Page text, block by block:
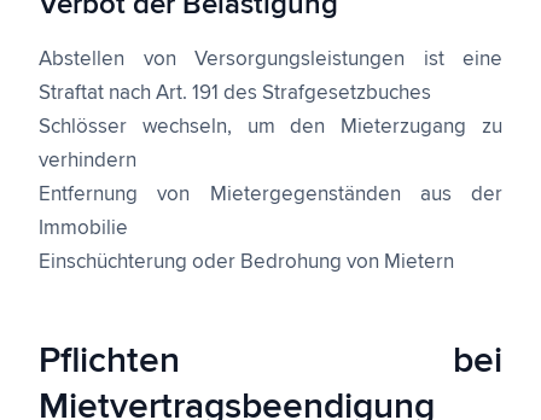
Abstellen von Versorgungsleistungen ist eine
Straftat nach Art. 191 des Strafgesetzbuches
Schlösser wechseln, um den Mieterzugang zu
verhindern
Entfernung von Mietergegenständen aus der
Immobilie
Einschüchterung oder Bedrohung von Mietern
Pflichten bei
Mietvertragsbeendigung